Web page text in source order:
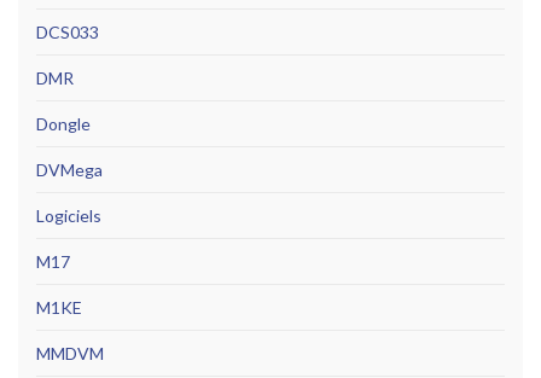
DCS033
DMR
Dongle
DVMega
Logiciels
M17
M1KE
MMDVM